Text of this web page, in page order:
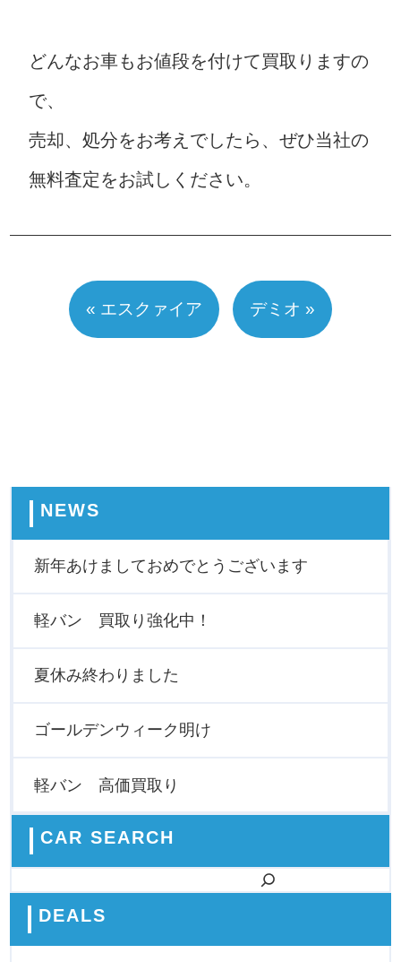
どんなお車もお値段を付けて買取りますの
で、
売却、処分をお考えでしたら、ぜひ当社の
無料査定をお試しください。
« エスクァイア デミオ »
NEWS
新年あけましておめでとうございます
軽バン 買取り強化中！
夏休み終わりました
ゴールデンウィーク明け
軽バン 高価買取り
CAR SEARCH
DEALS